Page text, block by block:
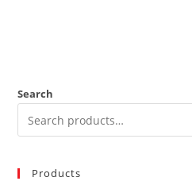
Search
Products